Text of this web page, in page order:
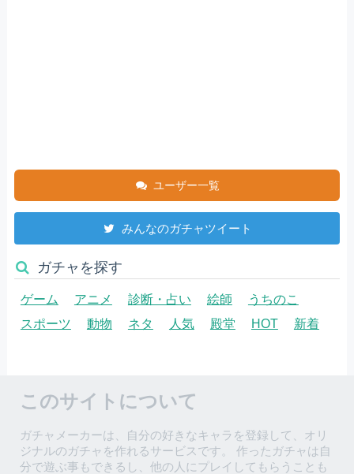
ユーザー一覧
みんなのガチャツイート
ガチャを探す
ゲーム アニメ 診断・占い 絵師
うちのこ
スポーツ
動物 ネタ 人気 殿堂 HOT 新着
このサイトについて
ガチャメーカーは、自分の好きなキャラを登録して、オリ
ジナルのガチャを作れるサービスです。 作ったガチャは自
分で遊ぶ事もできるし、他の人にプレイしてもらうことも